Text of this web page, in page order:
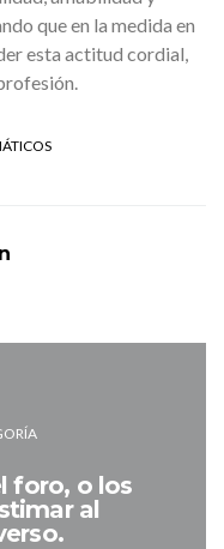
que en la medida en
esta actitud cordial,
foro, o los
al